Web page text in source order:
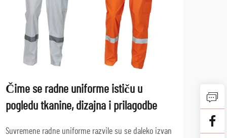
Čime se radne uniforme ističu u
pogledu tkanine, dizajna i prilagodbe
Suvremene radne uniforme razvile su se daleko izvan
su